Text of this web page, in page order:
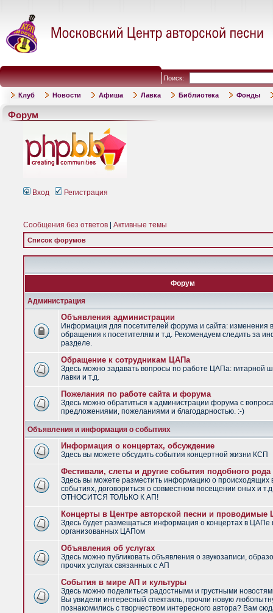
Поиск:
Клуб Новости Афиша Лавка Библиотека Фонды
Форум
Вход Регистрация
Сообщения без ответов Активные темы
Список форумов
Форум
Администрация
Объявления администрации
Информация для посетителей форума и сайта: изменения
обращения к посетителям и т.д. Рекомендуем следить за
разделе.
Обращение к сотрудникам ЦАПа
Здесь можно задавать вопросы по работе ЦАПа: гитарной
лавки и т.д.
Пожелания по работе сайта и форума
Здесь можно обратиться к администрации форума с
предложениями, пожеланиями и благодарностью. :-)
Объявления и информация о событиях
Информация о концертах, обсуждение
Здесь вы можете обсудить события концертной жизни КСП
Фестивали, слеты и другие события подобного рода
Здесь вы можете разместить информацию о
событиях, договориться о совместном посещении оных и
ОТНОСИТСЯ ТОЛЬКО К АП!
Концерты в Центре авторской песни и
Здесь будет размещаться информация о концертах в ЦАПе
организованных ЦАПом
Объявления об услугах
Здесь можно публиковать объявления о звукозаписи,
прочих услугах связанных с АП
События в мире АП и культуры
Здесь можно поделиться радостными и грустными
Вы увидели интересный спектакль, прочли новую
познакомились с творчеством интересного автора? Вам